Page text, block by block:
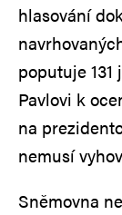
hlasování
poputuje
Pavlovi k
na
nemusí
Sněmovna